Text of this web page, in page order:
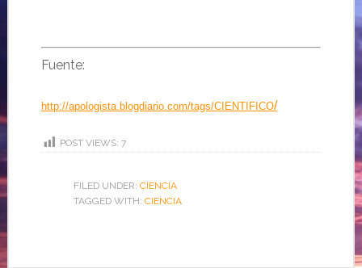
Fuente:
http://apologista.blogdiario.com/tags/CIENTIFICO/
POST VIEWS: 7
FILED UNDER: CIENCIA
TAGGED WITH: CIENCIA